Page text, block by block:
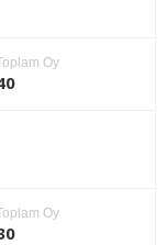
Oy
Oy